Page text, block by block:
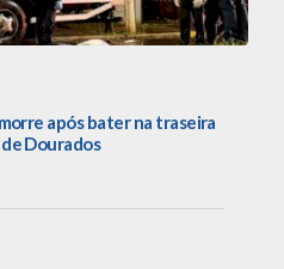
após bater na traseira
Dourados